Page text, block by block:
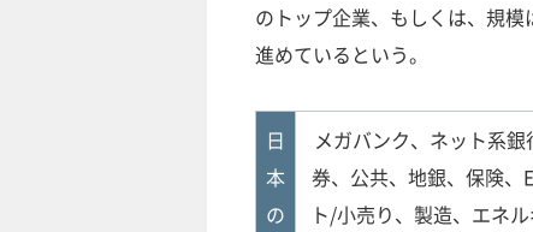
のトップ企業、もしくは、規
進めているという。
日
本
の
メガバンク、ネット系銀
券、公共、地銀、保険、
ト/小売り、製造、エネ